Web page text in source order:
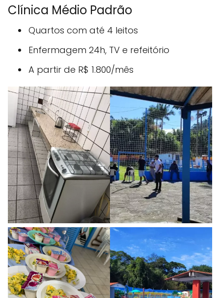
Clínica Médio Padrão
Quartos com até 4 leitos
Enfermagem 24h, TV e refeitório
A partir de R$ 1.800/mês